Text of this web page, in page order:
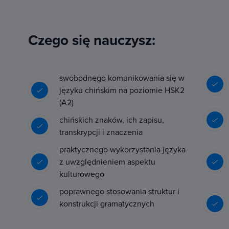
Czego się nauczysz:
swobodnego komunikowania się w
języku chińskim na poziomie HSK2
(A2)
chińskich znaków, ich zapisu,
transkrypcji i znaczenia
praktycznego wykorzystania języka
z uwzględnieniem aspektu
kulturowego
poprawnego stosowania struktur i
konstrukcji gramatycznych